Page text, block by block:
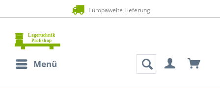
Europaweite Lieferung
Menü